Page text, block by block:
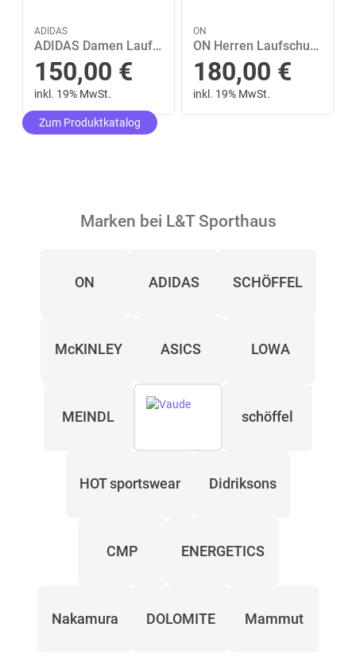
ADIDAS
ADIDAS Damen Laufschuhe Adizero EVO SL 39 ⅓ in Grau
150,00 €
inkl. 19% MwSt.
ON
ON Herren Laufschuhe Cloudrunner 2 Waterproof 44 ½ in Schwarz
180,00 €
inkl. 19% MwSt.
Zum Produktkatalog
Marken bei L&T Sporthaus
ON ADIDAS SCHÖFFEL
McKINLEY ASICS LOWA
MEINDL schöffel
HOT sportswear Didriksons
CMP ENERGETICS
Nakamura DOLOMITE Mammut